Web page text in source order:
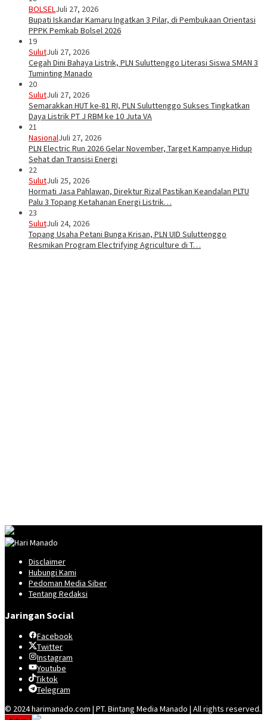
BOLSELJuli 27, 2026
Bupati Iskandar Kamaru Ingatkan 3 Pilar, di Pembukaan Orientasi
PPPK Pemkab Bolsel 2026
19
SulutJuli 27, 2026
Cegah Dini Bahaya Listrik, PLN Suluttenggo Literasi Siswa SMAN 3
Tuminting Manado
20
SulutJuli 27, 2026
Semarakkan HUT ke-81 RI, PLN Suluttenggo Sukses Tingkatkan
Daya Listrik PT J RBM ke 10 Juta VA
21
NasionalJuli 27, 2026
PLN Electric Run 2026 Gelar November, Target Kampanye Hidup
Sehat dan Transisi Energi
22
SulutJuli 25, 2026
Hormati Jasa Pahlawan, Direktur Rizal Pastikan Keandalan PLTU
Palu 3 Topang Ketahanan Energi Listrik…
23
SulutJuli 24, 2026
Topang Usaha Petani Bunga Krisan, PLN UID Suluttenggo
Resmikan Program Electrifying Agriculture di T…
Disclaimer
Hubungi Kami
Pedoman Media Siber
Tentang Redaksi
Jaringan Social
Facebook
Twitter
Instagram
Youtube
Tiktok
Telegram
© 2024 harimanado.com | PT. Bintang Media Manado | All rights reserved.